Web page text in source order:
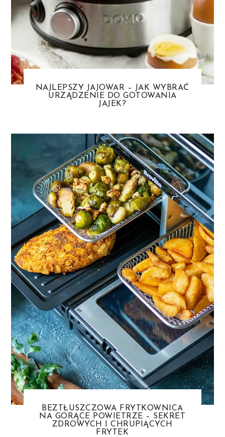
NAJLEPSZY JAJOWAR – JAK WYBRAĆ
URZĄDZENIE DO GOTOWANIA
JAJEK?
BEZTŁUSZCZOWA FRYTKOWNICA
NA GORĄCE POWIETRZE – SEKRET
ZDROWYCH I CHRUPIĄCYCH
FRYTEK